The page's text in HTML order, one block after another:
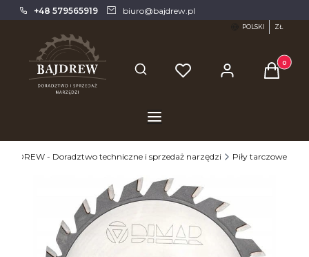
+48 579565919 biuro@bajdrew.pl
POLSKI ZŁ
Otwórz wyszukiwarkę Produkty
BAJDREW - Doradztwo techniczne i sprzedaż narzędzi Piły tarczowe